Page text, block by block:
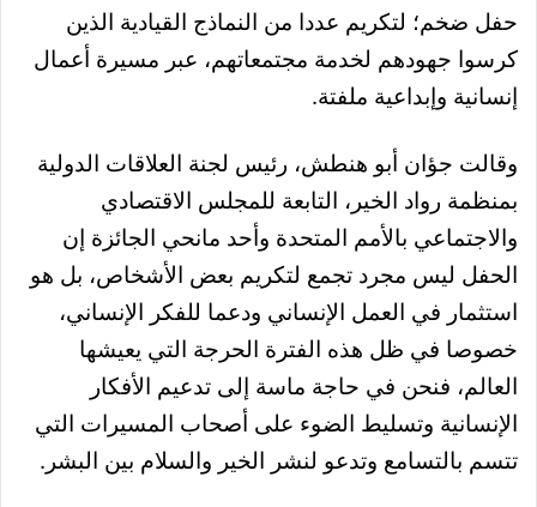
حفل ضخم؛ لتكريم عددا من النماذج القيادية الذين
كرسوا جهودهم لخدمة مجتمعاتهم، عبر مسيرة أعمال
إنسانية وإبداعية ملفتة.
وقالت جؤان أبو هنطش، رئيس لجنة العلاقات الدولية
بمنظمة رواد الخير، التابعة للمجلس الاقتصادي
والاجتماعي بالأمم المتحدة وأحد مانحي الجائزة إن
الحفل ليس مجرد تجمع لتكريم بعض الأشخاص، بل هو
استثمار في العمل الإنساني ودعما للفكر الإنساني،
خصوصا في ظل هذه الفترة الحرجة التي يعيشها
العالم، فنحن في حاجة ماسة إلى تدعيم الأفكار
الإنسانية وتسليط الضوء على أصحاب المسيرات التي
تتسم بالتسامع وتدعو لنشر الخير والسلام بين البشر.